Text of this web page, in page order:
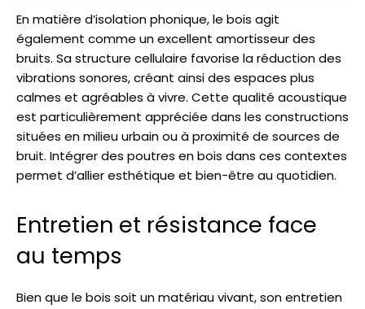
En matière d’isolation phonique, le bois agit
également comme un excellent amortisseur des
bruits. Sa structure cellulaire favorise la réduction des
vibrations sonores, créant ainsi des espaces plus
calmes et agréables à vivre. Cette qualité acoustique
est particulièrement appréciée dans les constructions
situées en milieu urbain ou à proximité de sources de
bruit. Intégrer des poutres en bois dans ces contextes
permet d’allier esthétique et bien-être au quotidien.
Entretien et résistance face
au temps
Bien que le bois soit un matériau vivant, son entretien